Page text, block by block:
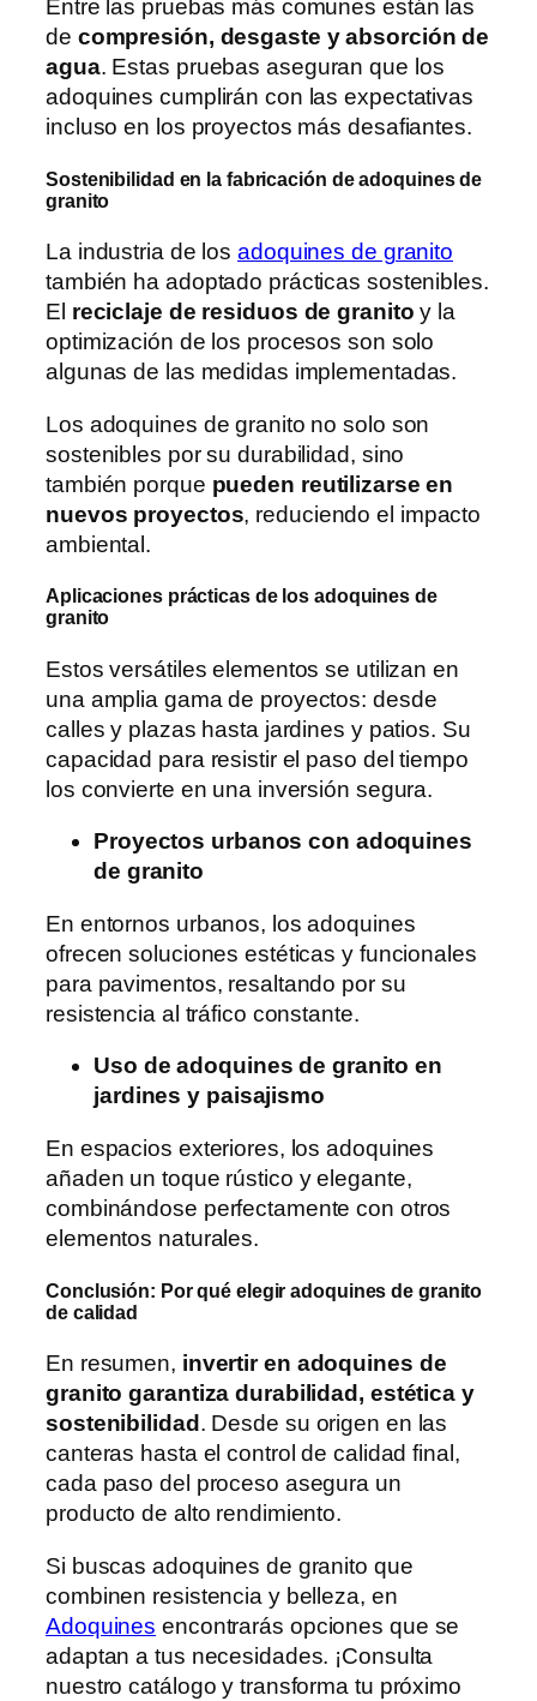
Entre las pruebas más comunes están las
de compresión, desgaste y absorción de
agua. Estas pruebas aseguran que los
adoquines cumplirán con las expectativas
incluso en los proyectos más desafiantes.
Sostenibilidad en la fabricación de adoquines de
granito
La industria de los adoquines de granito
también ha adoptado prácticas sostenibles.
El reciclaje de residuos de granito y la
optimización de los procesos son solo
algunas de las medidas implementadas.
Los adoquines de granito no solo son
sostenibles por su durabilidad, sino
también porque pueden reutilizarse en
nuevos proyectos, reduciendo el impacto
ambiental.
Aplicaciones prácticas de los adoquines de
granito
Estos versátiles elementos se utilizan en
una amplia gama de proyectos: desde
calles y plazas hasta jardines y patios. Su
capacidad para resistir el paso del tiempo
los convierte en una inversión segura.
Proyectos urbanos con adoquines
de granito
En entornos urbanos, los adoquines
ofrecen soluciones estéticas y funcionales
para pavimentos, resaltando por su
resistencia al tráfico constante.
Uso de adoquines de granito en
jardines y paisajismo
En espacios exteriores, los adoquines
añaden un toque rústico y elegante,
combinándose perfectamente con otros
elementos naturales.
Conclusión: Por qué elegir adoquines de granito
de calidad
En resumen, invertir en adoquines de
granito garantiza durabilidad, estética y
sostenibilidad . Desde su origen en las
canteras hasta el control de calidad final,
cada paso del proceso asegura un
producto de alto rendimiento.
Si buscas adoquines de granito que
combinen resistencia y belleza, en
Adoquines encontrarás opciones que se
adaptan a tus necesidades. ¡Consulta
nuestro catálogo y transforma tu próximo